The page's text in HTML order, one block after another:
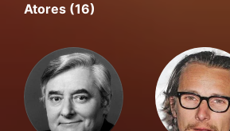
Atores (16)